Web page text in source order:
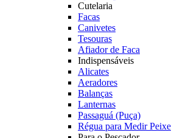
Cutelaria
Facas
Canivetes
Tesouras
Afiador de Faca
Indispensáveis
Alicates
Aeradores
Balanças
Lanternas
Passaguá (Puça)
Régua para Medir Peixe